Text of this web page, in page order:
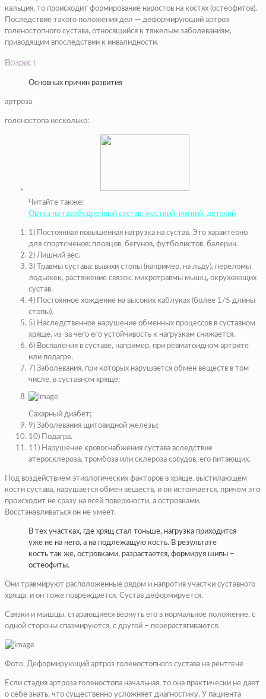
кальция, то происходит формирование наростов на костях (остеофитов).
Последствие такого положения дел — деформирующий артроз
голеностопного сустава, относящийся к тяжелым заболеваниям,
приводящим впоследствии к инвалидности.
Возраст
Основных причин развития
артроза
голеностопа несколько:
Читайте также:
Ортез на тазобедренный сустав: жесткий, мягкий, детский
1) Постоянная повышенная нагрузка на сустав. Это характерно
для спортсменов: пловцов, бегунов, футболистов, балерин.
2) Лишний вес.
3) Травмы сустава: вывихи стопы (например, на льду), переломы
лодыжек, растяжение связок, микротравмы мышц, окружающих
сустав.
4) Постоянное хождение на высоких каблуках (более 1/5 длины
стопы).
5) Наследственное нарушение обменных процессов в суставном
хряще, из-за чего его устойчивость к нагрузкам снижается.
6) Воспаления в суставе, например, при ревматоидном артрите
или подагре.
7) Заболевания, при которых нарушается обмен веществ в том
числе, в суставном хряще:
Сахарный диабет;
9) Заболевания щитовидной железы;
10)
Подагра.
11) Нарушение кровоснабжения сустава вследствие
атеросклероза, тромбоза или склероза сосудов, его питающих.
Под воздействием этиологических факторов в хряще, выстилающем
кости сустава, нарушается обмен веществ, и он истончается, причем это
происходит не сразу на всей поверхности, а островками.
Восстанавливаться он не умеет.
В тех участках, где хрящ стал тоньше, нагрузка приходится
уже не на него, а на подлежащую кость. В результате
кость так же, островками, разрастается, формируя шипы –
остеофиты.
Они травмируют расположенные рядом и напротив участки суставного
хряща, и он тоже повреждается. Сустав деформируется.
Связки и мышцы, старающиеся вернуть его в нормальное положение, с
одной стороны спазмируются, с другой – перерастягиваются.
Фото. Деформирующий артроз голеностопного сустава на рентгене
Если стадия артроза голеностопа начальная, то она практически не дает
о себе знать, что существенно усложняет диагностику. У пациента